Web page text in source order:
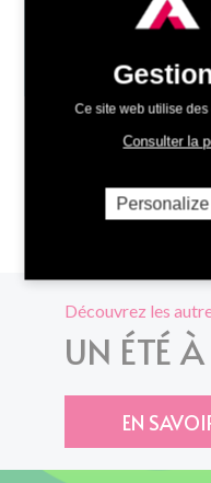
Découvrez les
UN ÉTÉ
EN
Ce site web utilise
Consulter la
Personalize